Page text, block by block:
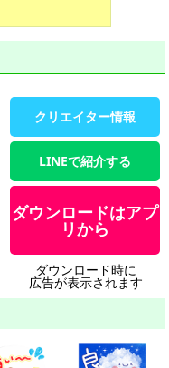
クリエイター情報
LINEで紹介する
ダウンロードはアプ
リから
ダウンロード時に
広告が表示されます